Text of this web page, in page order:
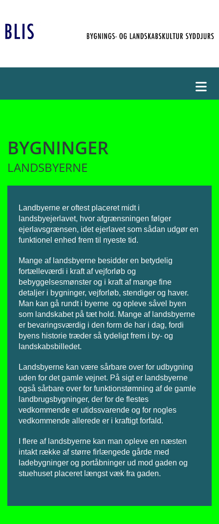
BYGNINGER
LANDSBYERNE
Landbyerne er oftest placeret midt i
landsbyejerlavet, hvor afgrænsningen følger
ejerlavsgrænsen, idet ejerlavet som sådan udgør en
funktionel enhed frem til nyeste tid.
Mange af landsbyerne besidder en betydelig
fortælleværdi i kraft af vejforløb og
bebyggelsesmønster og i kraft af mange fine
detaljer i bygninger, vejforløb, stendiger og haver.
Man kan gå rundt i byerne og opleve såvel byen
som landskabet på tæt hold. Mange af landsbyerne
er bevaringsværdig i den form de har i dag, fordi
byens historie træder så tydeligt frem i by- og
landskabsbilledet.
Landsbyerne kan være sårbare over for udbygning
uden for det gamle vejnet. På sigt er landsbyerne
også sårbare over for funktionstømning af de gamle
landbrugsbygninger, der for de flestes
vedkommende er utidssvarende og for nogles
vedkommende allerede er i kraftigt forfald.
I flere af landsbyerne kan man opleve en næsten
intakt række af større firlængede gårde med
ladebygninger og portåbninger ud mod gaden og
stuehuset placeret længst væk fra gaden.